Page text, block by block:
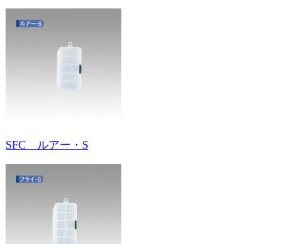
SFC ルアー・S